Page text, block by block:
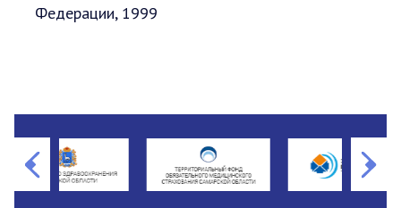
Федерации, 1999